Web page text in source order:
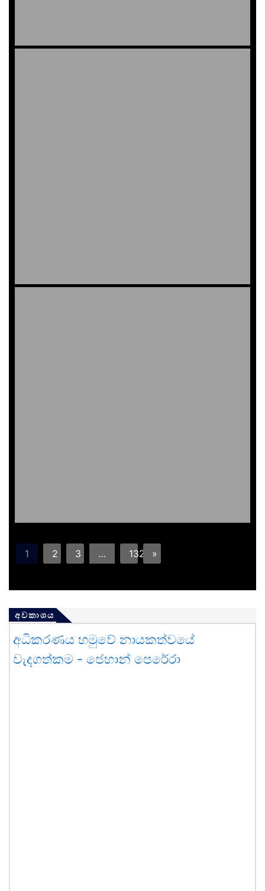
1 2 3 … 132 »
අවකාශය
අධිකරණය හමුවේ නායකත්වයේ
වැදගත්කම - ජෙහාන් පෙරේරා